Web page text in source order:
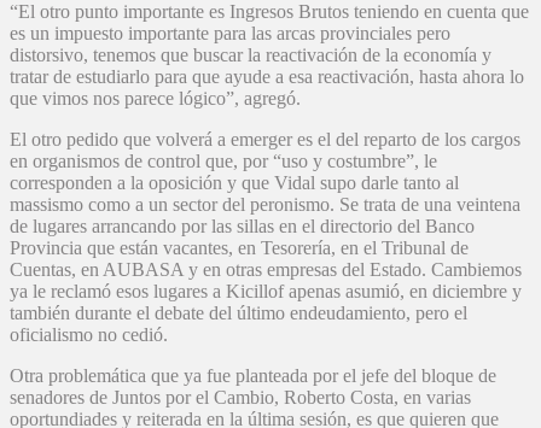
“El otro punto importante es Ingresos Brutos teniendo en cuenta que
es un impuesto importante para las arcas provinciales pero
distorsivo, tenemos que buscar la reactivación de la economía y
tratar de estudiarlo para que ayude a esa reactivación, hasta ahora lo
que vimos nos parece lógico”, agregó.
El otro pedido que volverá a emerger es el del reparto de los cargos
en organismos de control que, por “uso y costumbre”, le
corresponden a la oposición y que Vidal supo darle tanto al
massismo como a un sector del peronismo. Se trata de una veintena
de lugares arrancando por las sillas en el directorio del Banco
Provincia que están vacantes, en Tesorería, en el Tribunal de
Cuentas, en AUBASA y en otras empresas del Estado. Cambiemos
ya le reclamó esos lugares a Kicillof apenas asumió, en diciembre y
también durante el debate del último endeudamiento, pero el
oficialismo no cedió.
Otra problemática que ya fue planteada por el jefe del bloque de
senadores de Juntos por el Cambio, Roberto Costa, en varias
oportundiades y reiterada en la última sesión, es que quieren que